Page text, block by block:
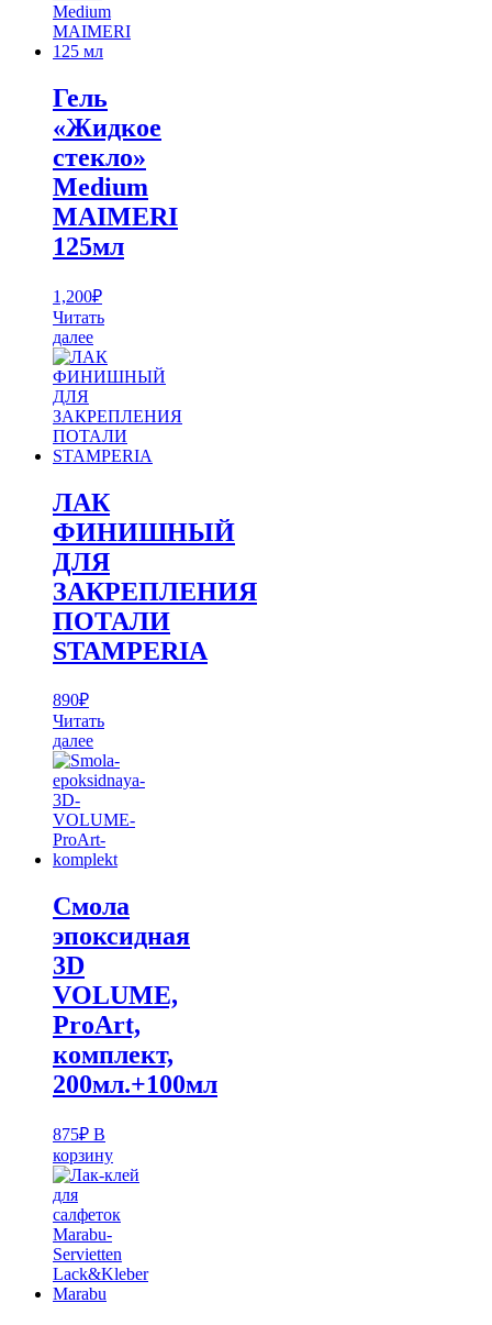
Гель
«Жидкое
стекло»
Medium
MAIMERI
125мл
1,200₽
Читать
далее
ЛАК
ФИНИШНЫЙ
ДЛЯ
ЗАКРЕПЛЕНИЯ
ПОТАЛИ
STAMPERIA
890₽
Читать
далее
Смола
эпоксидная
3D
VOLUME,
ProArt,
комплект,
200мл.+100мл
875₽ В
корзину